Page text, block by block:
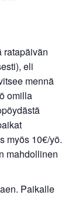
ratapäivän
eli
mennä
omilla
myös 10€/yö.
mahdollinen
Paikalle